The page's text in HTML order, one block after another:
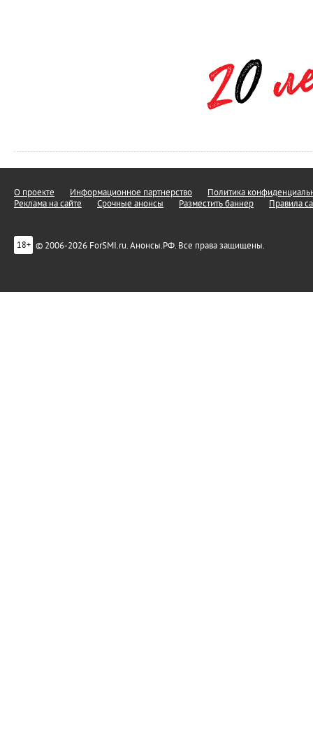
О проекте Информационное партнерство
Политика
Реклама на сайте
Срочные анонсы Разместить баннер Правила
18+ © 2006-2026 ForSMI.ru. Анонсы.РФ. Все права защищены.